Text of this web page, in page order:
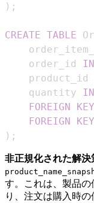
) ;
CREATE TABLE
    order_id
    product_id
    quantity
FOREIGN
KEY
FOREIGN
KEY
) ;
非正規化された解決
す。これは、製品
り、注文は購入時